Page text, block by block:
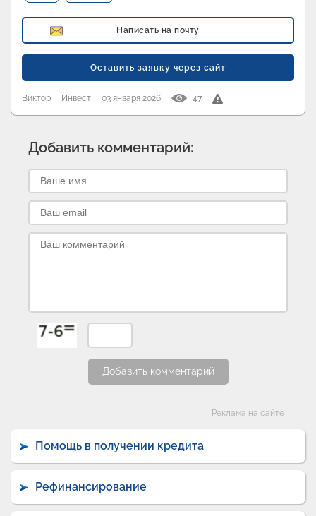
Написать на почту
Оставить заявку через сайт
Виктор Инвест 03 января 2026 47
Добавить комментарий:
Добавить комментарий
Реклама на сайте
Помощь в получении кредита
Рефинансирование